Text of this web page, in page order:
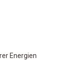
Energien